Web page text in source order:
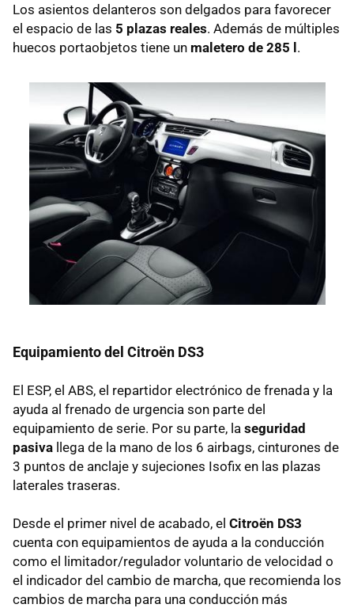
Los asientos delanteros son delgados para favorecer
el espacio de las 5 plazas reales. Además de múltiples
huecos portaobjetos tiene un maletero de 285 l.
Equipamiento del Citroën DS3
El ESP, el ABS, el repartidor electrónico de frenada y la
ayuda al frenado de urgencia son parte del
equipamiento de serie. Por su parte, la seguridad
pasiva llega de la mano de los 6 airbags, cinturones de
3 puntos de anclaje y sujeciones Isofix en las plazas
laterales traseras.
Desde el primer nivel de acabado, el Citroën DS3
cuenta con equipamientos de ayuda a la conducción
como el limitador/regulador voluntario de velocidad o
el indicador del cambio de marcha, que recomienda los
cambios de marcha para una conducción más